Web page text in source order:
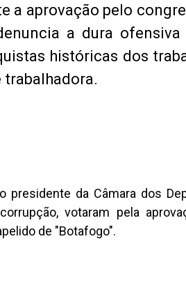
a aprovação pelo
a dura
históricas dos
trabalhadora.
presidente da Câmara dos
votaram pela
de "Botafogo".